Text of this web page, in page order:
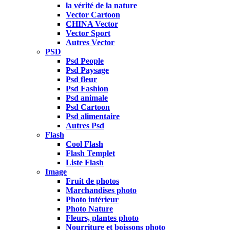
la vérité de la nature
Vector Cartoon
CHINA Vector
Vector Sport
Autres Vector
PSD
Psd People
Psd Paysage
Psd fleur
Psd Fashion
Psd animale
Psd Cartoon
Psd alimentaire
Autres Psd
Flash
Cool Flash
Flash Templet
Liste Flash
Image
Fruit de photos
Marchandises photo
Photo intérieur
Photo Nature
Fleurs, plantes photo
Nourriture et boissons photo